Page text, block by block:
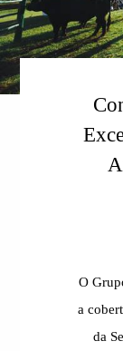
O
a
da